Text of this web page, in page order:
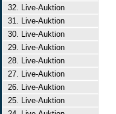
32. Live-Auktion
31. Live-Auktion
30. Live-Auktion
29. Live-Auktion
28. Live-Auktion
27. Live-Auktion
26. Live-Auktion
25. Live-Auktion